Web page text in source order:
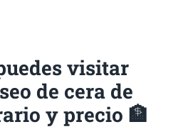
visitar
de cera de
y precio 🏦